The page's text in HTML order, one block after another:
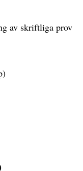
av skriftliga prov